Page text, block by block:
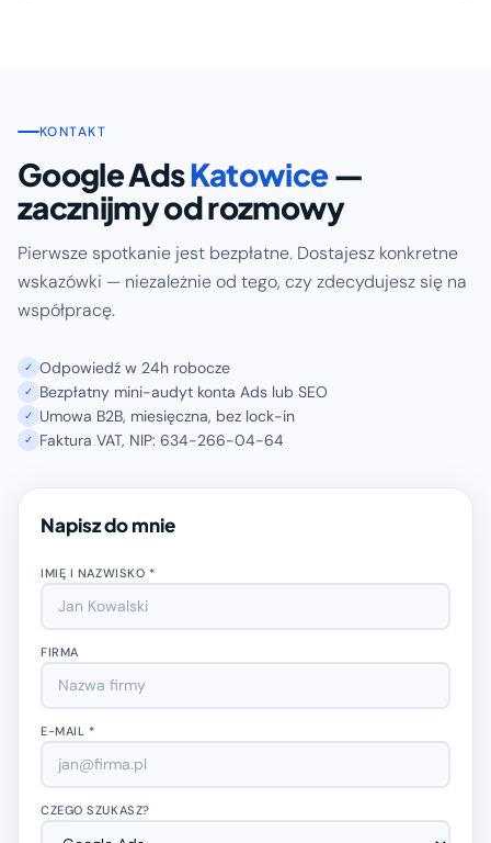
KONTAKT
Google AdsKatowice—
zacznijmy od rozmowy
Pierwsze spotkanie jest bezpłatne. Dostajesz konkretne
wskazówki — niezależnie od tego, czy zdecydujesz się na
współpracę.
✓ Odpowiedź w 24h robocze
✓ Bezpłatny mini-audyt konta Ads lub SEO
✓ Umowa B2B, miesięczna, bez lock-in
✓ Faktura VAT, NIP: 634-266-04-64
Napisz do mnie
IMIĘ I NAZWISKO *
FIRMA
E-MAIL *
CZEGO SZUKASZ?